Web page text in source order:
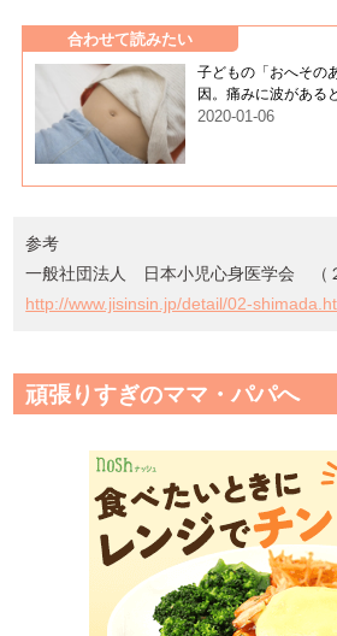
合わせて読みたい
子どもの「おへその
因。痛みに波がある
2020-01-06
参考
一般社団法人 日本小児心身医学会 （
http://www.jisinsin.jp/detail/02-
頑張りすぎのママ・パパへ